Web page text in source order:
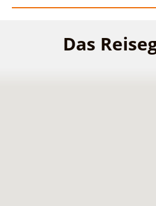
Das